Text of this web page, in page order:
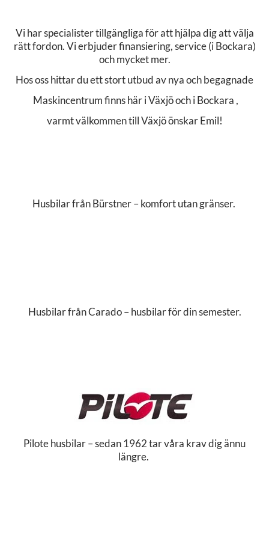
Vi har specialister tillgängliga för att hjälpa dig att välja
rätt fordon. Vi erbjuder finansiering, service (i Bockara)
och mycket mer.
Hos oss hittar du ett stort utbud av nya och begagnade
Maskincentrum finns här i Växjö och i Bockara ,
varmt välkommen till Växjö önskar Emil!
Husbilar från Bürstner – komfort utan gränser.
Husbilar från Carado – husbilar för din semester.
Pilote husbilar – sedan 1962 tar våra krav dig ännu
längre.